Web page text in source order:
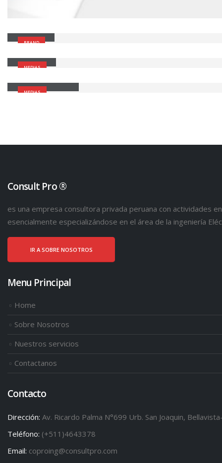
BRAND
MEDIAS
MEDIAS
Consult Pro ®
es una empresa consultora privada peruana con actividades
esencialmente especializándose en el área de la ingeniería
IR A SOBRE NOSOTROS
Menu Principal
Home
Sobre Nosotros
Nuestros servicios
Contactanos
Contacto
Dirección: Av. Ricardo Palma N°699 Urb. San Joaquin,
Teléfono: (+511)4643378
Email: coproing@consultpro.com